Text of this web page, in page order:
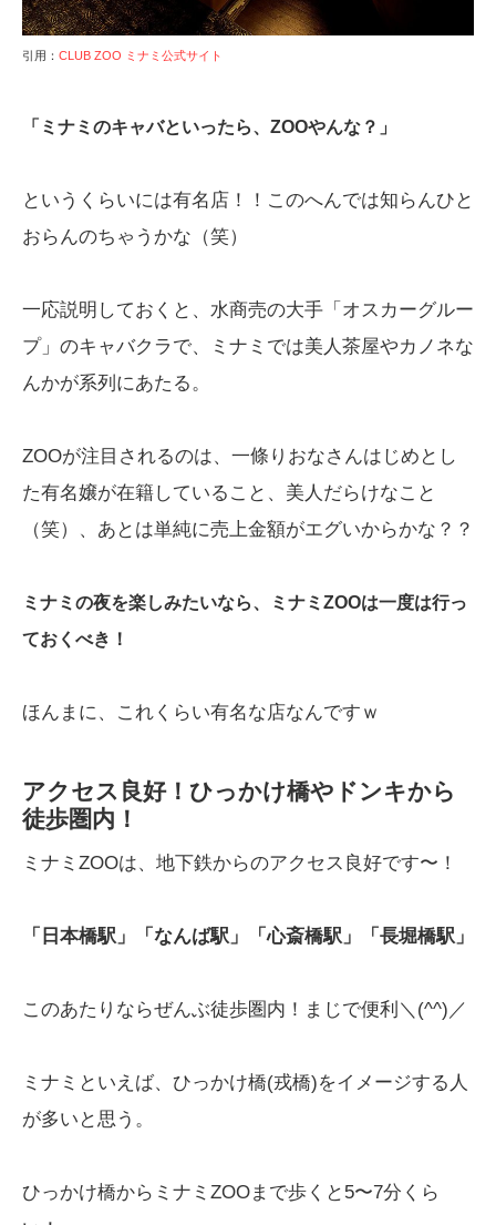
引用： CLUB ZOO ミナミ公式サイト
「ミナミのキャバといったら、ZOOやんな？」
というくらいには有名店！！このへんでは知らんひと
おらんのちゃうかな（笑）
一応説明しておくと、水商売の大手「オスカーグルー
プ」のキャバクラで、ミナミでは美人茶屋やカノネな
んかが系列にあたる。
ZOOが注目されるのは、一條りおなさんはじめとし
た有名嬢が在籍していること、美人だらけなこと
（笑）、あとは単純に売上金額がエグいからかな？？
ミナミの夜を楽しみたいなら、ミナミZOOは一度は行っ
ておくべき！
ほんまに、これくらい有名な店なんですｗ
アクセス良好！ひっかけ橋やドンキから
徒歩圏内！
ミナミZOOは、地下鉄からのアクセス良好です〜！
「日本橋駅」「なんば駅」「心斎橋駅」「長堀橋駅」
このあたりならぜんぶ徒歩圏内！まじで便利＼(^^)／
ミナミといえば、ひっかけ橋(戎橋)をイメージする人
が多いと思う。
ひっかけ橋からミナミZOOまで歩くと5〜7分くら